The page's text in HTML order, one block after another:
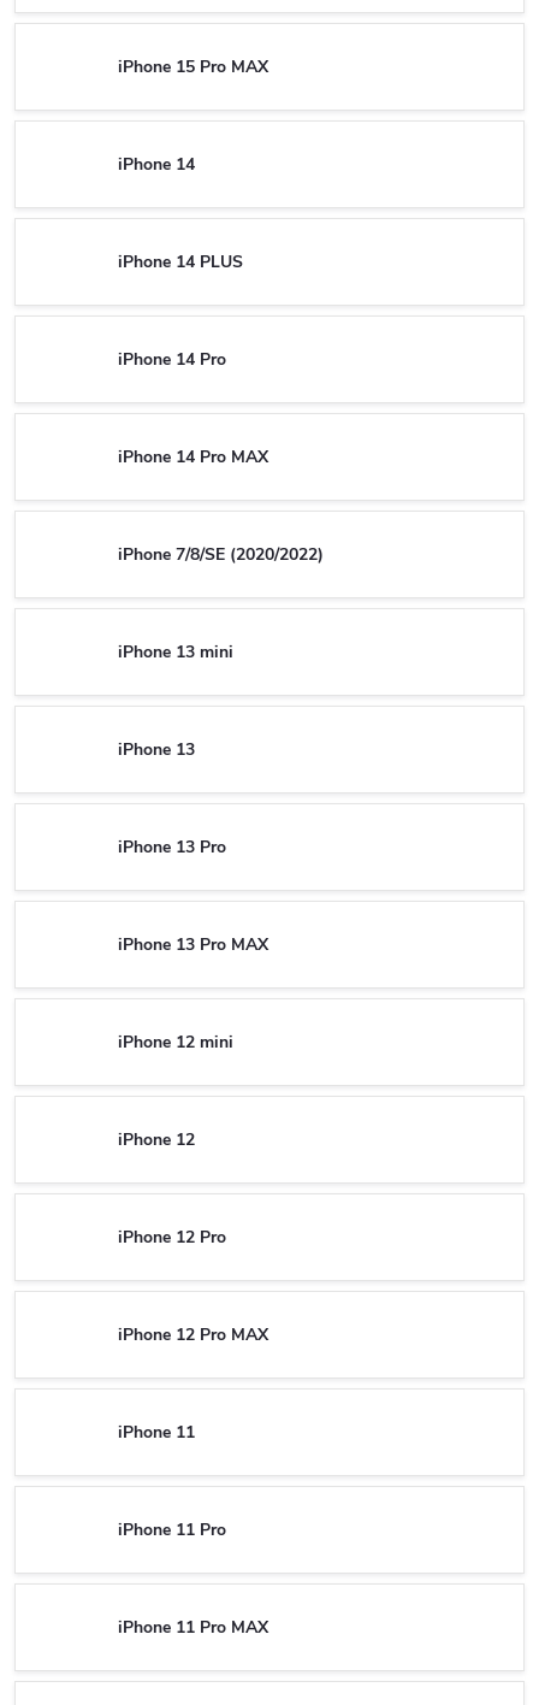
iPhone 15 Pro MAX
iPhone 14
iPhone 14 PLUS
iPhone 14 Pro
iPhone 14 Pro MAX
iPhone 7/8/SE (2020/2022)
iPhone 13 mini
iPhone 13
iPhone 13 Pro
iPhone 13 Pro MAX
iPhone 12 mini
iPhone 12
iPhone 12 Pro
iPhone 12 Pro MAX
iPhone 11
iPhone 11 Pro
iPhone 11 Pro MAX